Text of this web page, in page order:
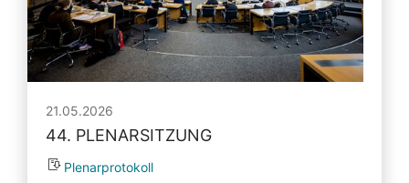
21.05.2026
44. PLENARSITZUNG
Plenarprotokoll